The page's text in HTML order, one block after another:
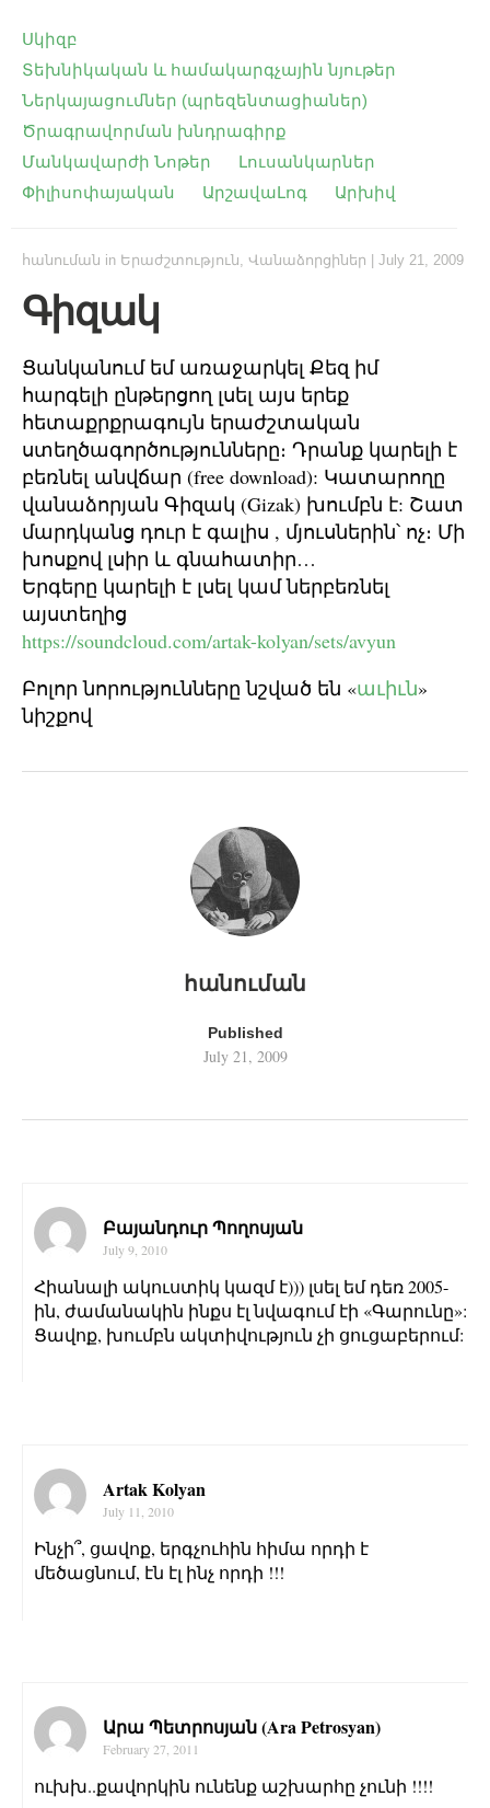
Սկիզբ
Տեխնիկական և համակարգչային նյութեր
Ներկայացումներ (պրեզենտացիաներ)
Ծրագրավորման խնդրագիրք
Մանկավարժի Նոթեր
Լուսանկարներ
Փիլիսոփայական
ԱրշավաԼոգ Արխիվ
հանուման in Երաժշտություն, Վանաձորցիներ July 21, 2009
Գիզակ
Ցանկանում եմ առաջարկել Քեզ իմ
հարգելի ընթերցող լսել այս երեք
հետաքրքրագույն երաժշտական
ստեղծագործությունները։ Դրանք կարելի է
բեռնել անվճար (free download): Կատարողը
վանաձորյան Գիզակ (Gizak) խումբն է: Շատ
մարդկանց դուր է գալիս , մյուսներին՝ ոչ։ Մի
խոսքով լսիր և գնահատիր…
Երգերը կարելի է լսել կամ ներբեռնել
այստեղից
https://soundcloud.com/artak-kolyan/sets/avyun
Բոլոր նորությունները նշված են «աւիւն»
նիշքով
հանուման
Published
July 21, 2009
Բայանդուր Պողոսյան
July 9, 2010
Հիանալի ակուստիկ կազմ է))) լսել եմ դեռ 2005-
ին, ժամանակին ինքս էլ նվագում էի «Գարունը»:
Ցավոք, խումբն ակտիվություն չի ցուցաբերում:
Artak Kolyan
July 11, 2010
Ինչի՞, ցավոք, երգչուհին հիմա որդի է
մեծացնում, էն էլ ինչ որդի !!!
Արա Պետրոսյան (Ara Petrosyan)
February 27, 2011
ուխխ..քավորկին ունենք աշխարհը չունի !!!!